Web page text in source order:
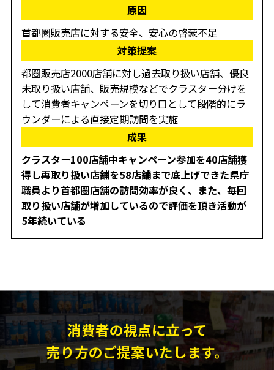
原因
首都圏販売店に対する安全、安心の啓蒙不足
対策提案
都圏販売店2000店舗に対し過去取り扱い店舗、優良
未取り扱い店舗、販売規模などでクラスター分けを
して消費者キャンペーンを切り口として段階的にラ
ウンダーによる直接定期訪問を実施
成果
クラスター100店舗中キャンペーン参加を40店舗獲
得し再取り扱い店舗を58店舗まで底上げできた県庁
職員より首都圏店舗の訪問効率が良く、また、毎回
取り扱い店舗が増加しているので評価を頂き活動が
5年続いている
消費者の視点に立って
売り方のご提案いたします。